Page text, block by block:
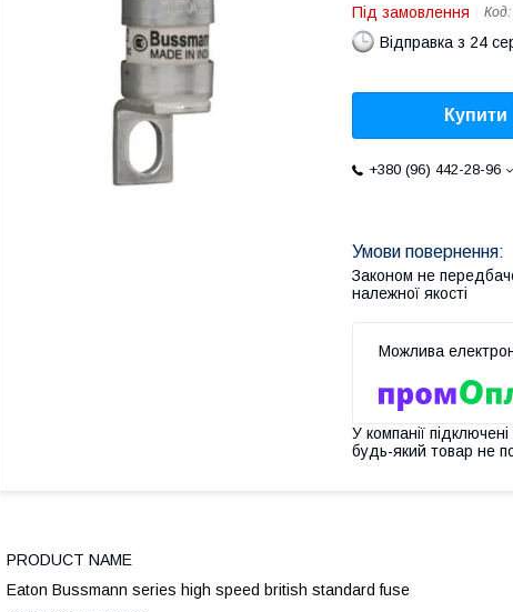
Під замовлення Код:
Відправка з 24
Купити
+380 (96) 442-28-96
Законом не
належної якості
У компанії
будь-який товар не
PRODUCT NAME
Eaton Bussmann series high speed british standard fuse